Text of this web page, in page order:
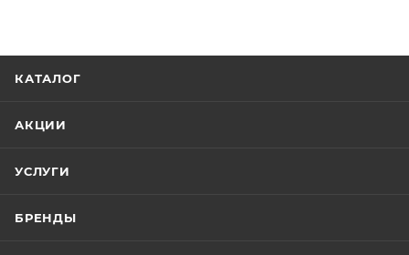
КАТАЛОГ
АКЦИИ
УСЛУГИ
БРЕНДЫ